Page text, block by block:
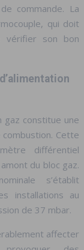
commande. La
qui doit
vérifier son bon
gaz constitue une
Cette
différentiel
du bloc gaz.
s’établit
installations au
de 37 mbar.
affecter